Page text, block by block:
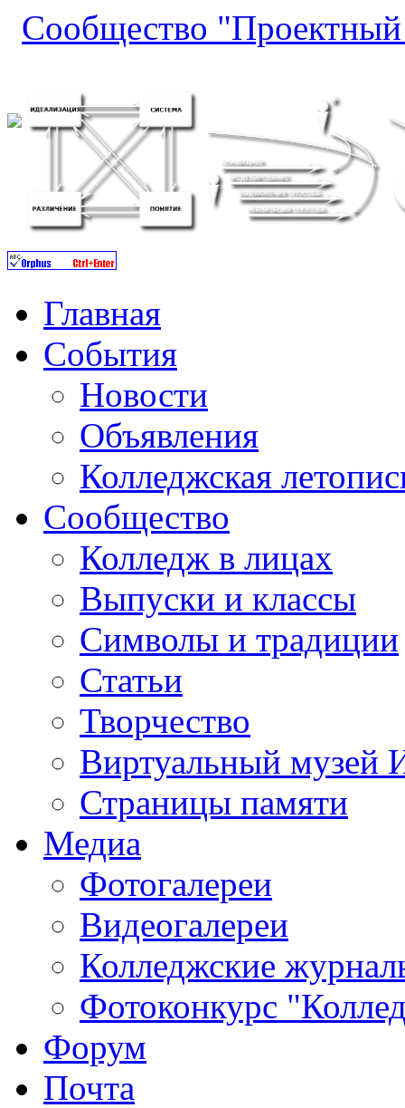
Сообщество
Главная
События
Новости
Объявления
Колледжская
Сообщество
Колледж в лицах
Выпуски и классы
Символы и традиции
Статьи
Творчество
Виртуальный музей
Страницы памяти
Медиа
Фотогалереи
Видеогалереи
Колледжские
Фотоконкурс
Форум
Почта